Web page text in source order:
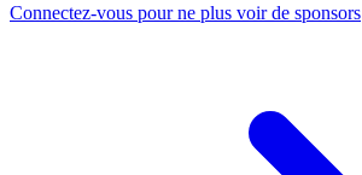
Connectez-vous pour ne plus voir de sponsors